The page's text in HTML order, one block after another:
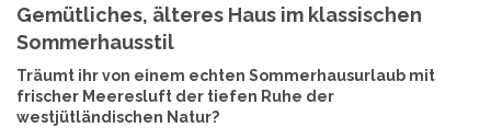
Gemütliches, älteres Haus im klassischen
Sommerhausstil
Träumt ihr von einem echten Sommerhausurlaub mit
frischer Meeresluft der tiefen Ruhe der
westjütländischen Natur?